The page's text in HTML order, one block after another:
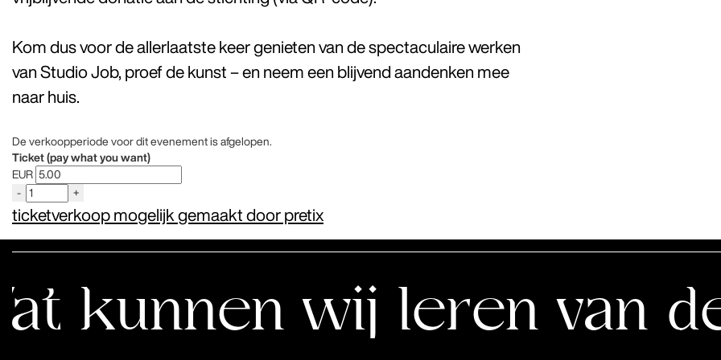
Kom dus voor de allerlaatste keer genieten van de spectaculaire werken
van Studio Job, proef de kunst – en neem een blijvend aandenken mee
naar huis.
De verkoopperiode voor dit evenement is afgelopen.
Ticket (pay what you want)
EUR
-
+
ticketverkoop mogelijk gemaakt door pretix
wij leren van de